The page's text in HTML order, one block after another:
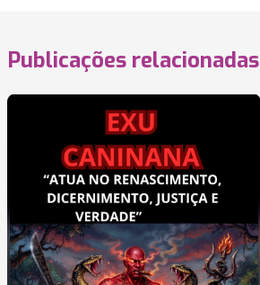
Publicações relacionadas